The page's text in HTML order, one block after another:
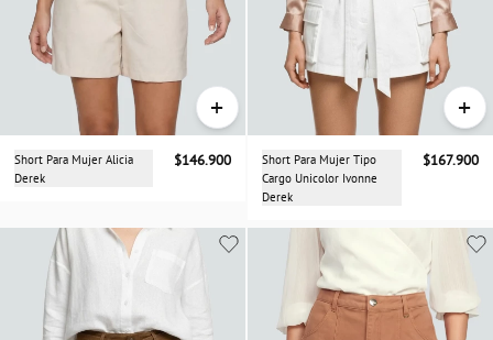
+
Short Para Mujer Alicia
Derek
$146.900
+
Short Para Mujer Tipo
Cargo Unicolor Ivonne
Derek
$167.900